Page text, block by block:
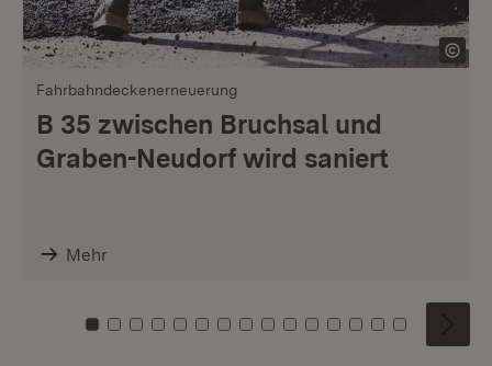
Fahrbahndeckenerneuerung
B 35 zwischen Bruchsal und
Graben-Neudorf wird saniert
Mehr
Zu Kachel: 0
Zu Kachel: 1
Zu Kachel: 2
Zu Kachel: 3
Zu Kachel: 4
Zu Kachel: 5
Zu Kachel: 6
Zu Kachel: 7
Zu Kachel: 8
Zu Kachel: 9
Zu Kachel: 10
Zu Kachel: 11
Zu Kachel: 12
Zu Kachel:
Zu